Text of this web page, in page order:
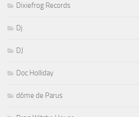
Dixiefrog Records
Dj
DJ
Doc Holliday
dôme de Parus